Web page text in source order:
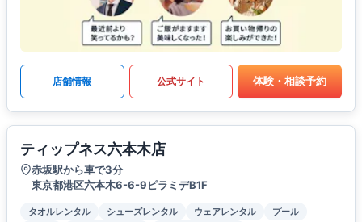
店舗情報 公式サイト 体験・相談予約
ティップネス六本木店
赤坂駅から車で3分
東京都港区六本木6-6-9ピラミデB1F
タオルレンタル シューズレンタル ウェアレンタル
プール